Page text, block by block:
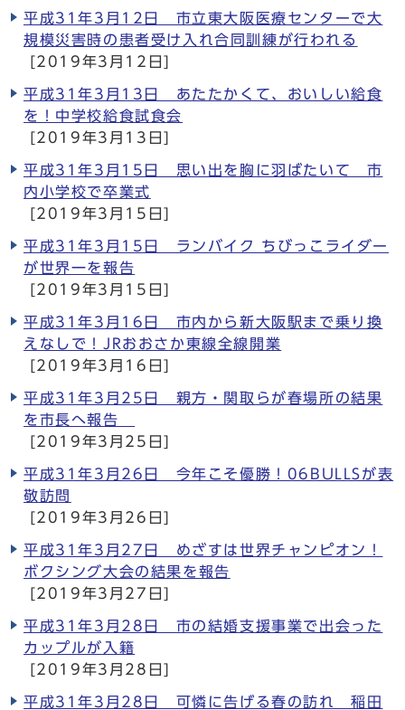
平成31年3月12日 市立東大阪医療センターで大
規模災害時の患者受け入れ合同訓練が行われる
[2019年3月12日]
平成31年3月13日 あたたかくて、おいしい給食
を！中学校給食試食会
[2019年3月13日]
平成31年3月15日 思い出を胸に羽ばたいて 市
内小学校で卒業式
[2019年3月15日]
平成31年3月15日 ランバイク ちびっこライダー
が世界一を報告
[2019年3月15日]
平成31年3月16日 市内から新大阪駅まで乗り換
えなしで！JRおおさか東線全線開業
[2019年3月16日]
平成31年3月25日 親方・関取らが春場所の結果
を市長へ報告
[2019年3月25日]
平成31年3月26日 今年こそ優勝！06BULLSが表
敬訪問
[2019年3月26日]
平成31年3月27日 めざすは世界チャンピオン！
ボクシング大会の結果を報告
[2019年3月27日]
平成31年3月28日 市の結婚支援事業で出会った
カップルが入籍
[2019年3月28日]
平成31年3月28日 可憐に告げる春の訪れ 稲田